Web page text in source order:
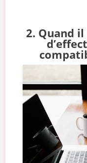
2. Quand il